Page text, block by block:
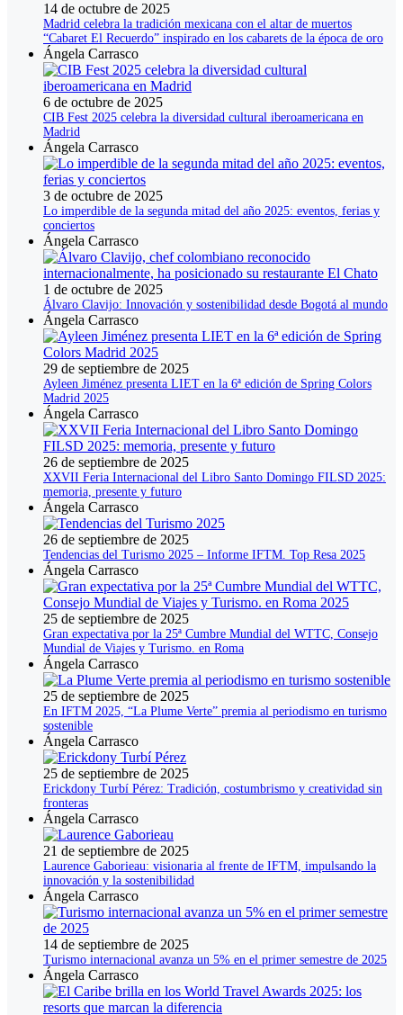
14 de octubre de 2025
Madrid celebra la tradición mexicana con el altar de muertos
“Cabaret El Recuerdo” inspirado en los cabarets de la época de oro
Ángela Carrasco
6 de octubre de 2025
CIB Fest 2025 celebra la diversidad cultural iberoamericana en
Madrid
Ángela Carrasco
3 de octubre de 2025
Lo imperdible de la segunda mitad del año 2025: eventos, ferias y
conciertos
Ángela Carrasco
1 de octubre de 2025
Álvaro Clavijo: Innovación y sostenibilidad desde Bogotá al mundo
Ángela Carrasco
29 de septiembre de 2025
Ayleen Jiménez presenta LIET en la 6ª edición de Spring Colors
Madrid 2025
Ángela Carrasco
26 de septiembre de 2025
XXVII Feria Internacional del Libro Santo Domingo FILSD 2025:
memoria, presente y futuro
Ángela Carrasco
26 de septiembre de 2025
Tendencias del Turismo 2025 – Informe IFTM. Top Resa 2025
Ángela Carrasco
25 de septiembre de 2025
Gran expectativa por la 25ª Cumbre Mundial del WTTC, Consejo
Mundial de Viajes y Turismo. en Roma
Ángela Carrasco
25 de septiembre de 2025
En IFTM 2025, “La Plume Verte” premia al periodismo en turismo
sostenible
Ángela Carrasco
25 de septiembre de 2025
Erickdony Turbí Pérez: Tradición, costumbrismo y creatividad sin
fronteras
Ángela Carrasco
21 de septiembre de 2025
Laurence Gaborieau: visionaria al frente de IFTM, impulsando la
innovación y la sostenibilidad
Ángela Carrasco
14 de septiembre de 2025
Turismo internacional avanza un 5% en el primer semestre de 2025
Ángela Carrasco